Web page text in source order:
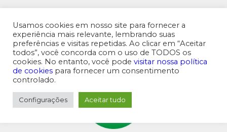
MENU SUPERIOR
Usamos cookies em nosso site para fornecer a
experiência mais relevante, lembrando suas
preferências e visitas repetidas. Ao clicar em “Aceitar
todos”, você concorda com o uso de TODOS os
cookies. No entanto, você pode visitar nossa política
de cookies para fornecer um consentimento
controlado.
Configurações Aceitar tudo